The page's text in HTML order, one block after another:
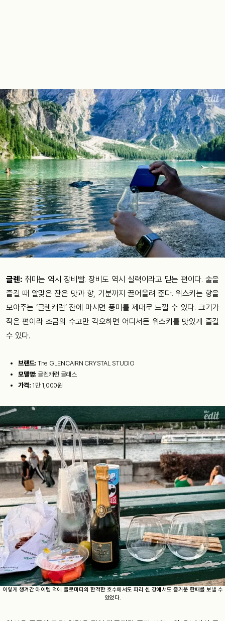
글렌: 취미는 역시 장비빨. 장비도 역시 실력이라고 믿는 편이다. 술을
즐길 때 알맞은 잔은 맛과 향, 기분까지 끌어올려 준다. 위스키는 향을
모아주는 ‘글렌캐런’ 잔에 마시면 풍미를 제대로 느낄 수 있다. 크기가
작은 편이라 조금의 수고만 각오하면 어디서든 위스키를 맛있게 즐길
수 있다.
브랜드: The GLENCAIRN CRYSTAL STUDIO
모델명: 글렌캐런 글래스
가격: 1만 1,000원
이렇게 챙겨간 아이템 덕에 돌로미티의 한적한 호수에서도 파리 센 강에서도 즐거운 한때를 보낼 수
있었다.